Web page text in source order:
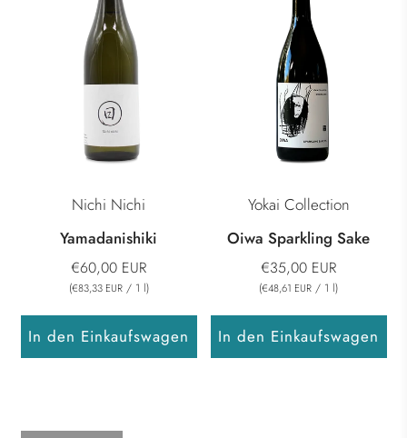
Nichi Nichi
Yamadanishiki
€60,00 EUR
(€83,33 EUR / 1 l)
In den Einkaufswagen
Yokai Collection
Oiwa Sparkling Sake
€35,00 EUR
(€48,61 EUR / 1 l)
In den Einkaufswagen